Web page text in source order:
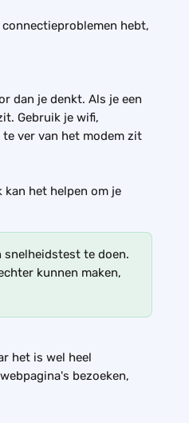
hebt,
dan je denkt. Als je een
Gebruik je wifi,
ver van het modem zit
het helpen om je
snelheidstest te doen.
kunnen maken,
het is wel heel
bezoeken,